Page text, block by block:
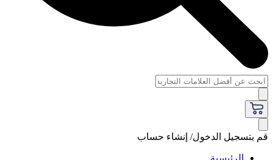
قم بتسجيل الدخول/ إنشاء حساب